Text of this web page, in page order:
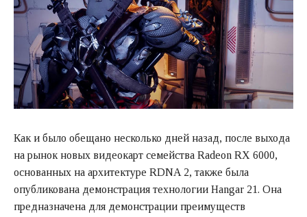
Как и было обещано несколько дней назад, после выхода
на рынок новых видеокарт семейства Radeon RX 6000,
основанных на архитектуре RDNA 2, также была
опубликована демонстрация технологии Hangar 21. Она
предназначена для демонстрации преимуществ